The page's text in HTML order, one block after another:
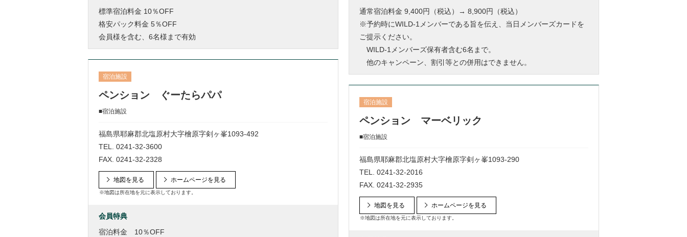
標準宿泊料金 10％OFF
格安パック料金 5％OFF
会員様を含む、6名様まで有効
通常宿泊料金 9,400円（税込）→ 8,900円（税込）
※予約時にWILD-1メンバーである旨を伝え、当日メンバーズカードを
ご提示ください。
WILD-1メンバーズ保有者含む6名まで。
他のキャンペーン、割引等との併用はできません。
宿泊施設
ペンション ぐーたらパパ
■宿泊施設
福島県耶麻郡北塩原村大字檜原字剣ヶ峯1093-492
TEL. 0241-32-3600
FAX. 0241-32-2328
地図を見る
※地図は所在地を元に表示しております。
ホームページを見る
会員特典
宿泊料金 10％OFF
宿泊施設
ペンション マーベリック
■宿泊施設
福島県耶麻郡北塩原村大字檜原字剣ヶ峯1093-290
TEL. 0241-32-2016
FAX. 0241-32-2935
地図を見る
※地図は所在地を元に表示しております。
ホームページを見る